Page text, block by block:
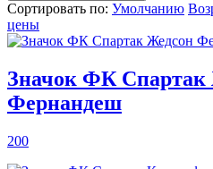
Сортировать по: Умолчанию
цены
Значок ФК Спартак
Фернандеш
200